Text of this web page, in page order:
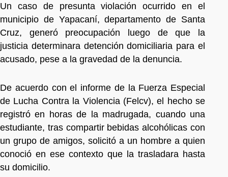
Un caso de presunta violación ocurrido en el
municipio de Yapacaní, departamento de Santa
Cruz, generó preocupación luego de que la
justicia determinara detención domiciliaria para el
acusado, pese a la gravedad de la denuncia.
De acuerdo con el informe de la Fuerza Especial
de Lucha Contra la Violencia (Felcv), el hecho se
registró en horas de la madrugada, cuando una
estudiante, tras compartir bebidas alcohólicas con
un grupo de amigos, solicitó a un hombre a quien
conoció en ese contexto que la trasladara hasta
su domicilio.